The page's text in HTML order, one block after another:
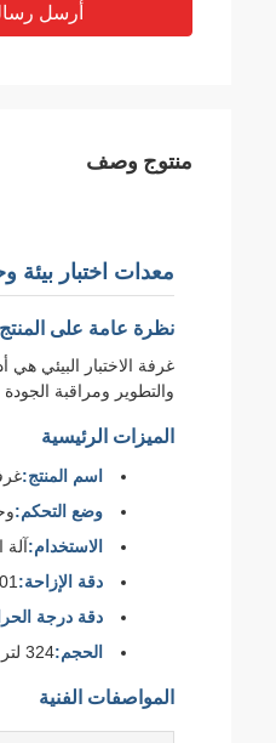
أرسل
منتوج وصف
معدات اختبار بيئة
نظرة عامة على المنتج
غرفة الاختبار البيئي
والتطوير ومراقبة الجودة
الميزات الرئيسية
اسم المنتج:
وضع التحكم:
الاستخدام:آلة
دقة الإزاحة:
دقة درجة
الحجم:324 لتر
المواصفات الفنية